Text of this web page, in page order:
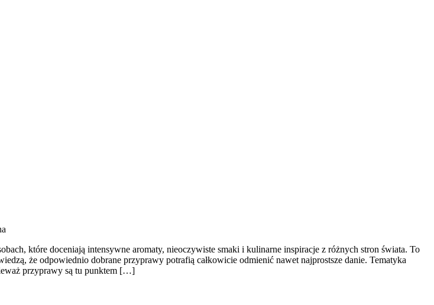
które doceniają intensywne aromaty, nieoczywiste smaki i kulinarne inspiracje z różnych stron świata. To
że odpowiednio dobrane przyprawy potrafią całkowicie odmienić nawet najprostsze danie. Tematyka
przyprawy są tu punktem […]